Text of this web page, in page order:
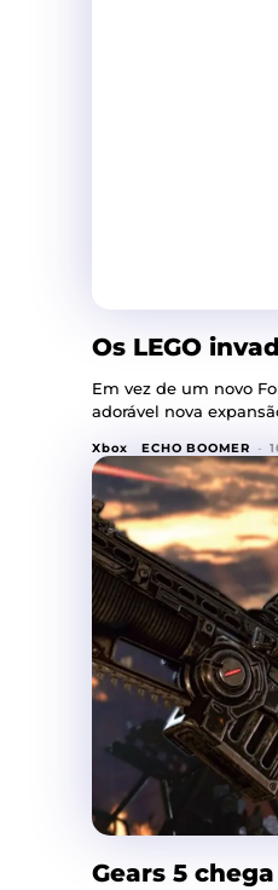
Os LEGO
Em vez de um novo
Xbox ECHO BOOMER -
Gears 5